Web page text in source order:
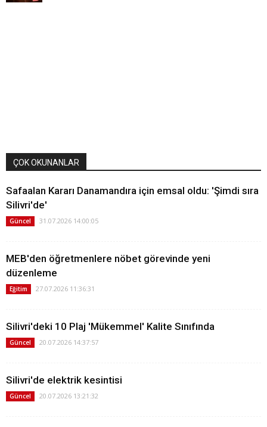
ÇOK OKUNANLAR
Safaalan Kararı Danamandıra için emsal oldu: 'Şimdi sıra
Silivri'de'
Güncel 31.07.2026 14:00:05
MEB'den öğretmenlere nöbet görevinde yeni
düzenleme
Eğitim 27.07.2026 11:36:31
Silivri'deki 10 Plaj 'Mükemmel' Kalite Sınıfında
Güncel 20.07.2026 14:37:57
Silivri'de elektrik kesintisi
Güncel 20.07.2026 13:21:32